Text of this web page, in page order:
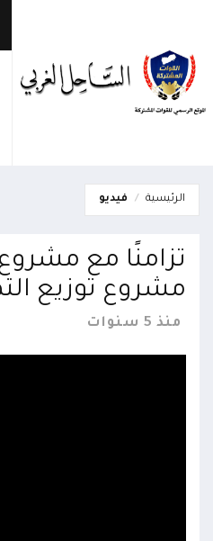
الرئيسية فيديو
تزامنًا مع
مشروع توزيع
منذ 5 سنوات